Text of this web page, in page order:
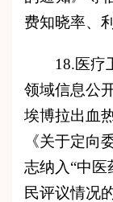
费知晓率、
18.医疗
领域信息公
埃博拉出血
《关于定向
志纳入“中医
民评议情况